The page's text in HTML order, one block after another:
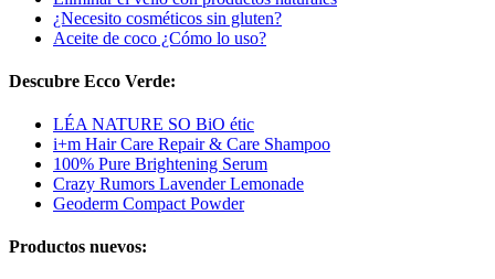
¿Necesito cosméticos sin gluten?
Aceite de coco ¿Cómo lo uso?
Descubre Ecco Verde:
LÉA NATURE SO BiO étic
i+m Hair Care Repair & Care Shampoo
100% Pure Brightening Serum
Crazy Rumors Lavender Lemonade
Geoderm Compact Powder
Productos nuevos: